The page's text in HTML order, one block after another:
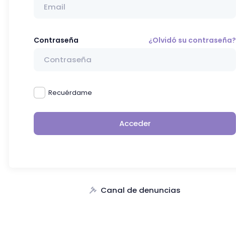
Contraseña ¿Olvidó su contraseña?
Recuérdame
Acceder
Canal de denuncias